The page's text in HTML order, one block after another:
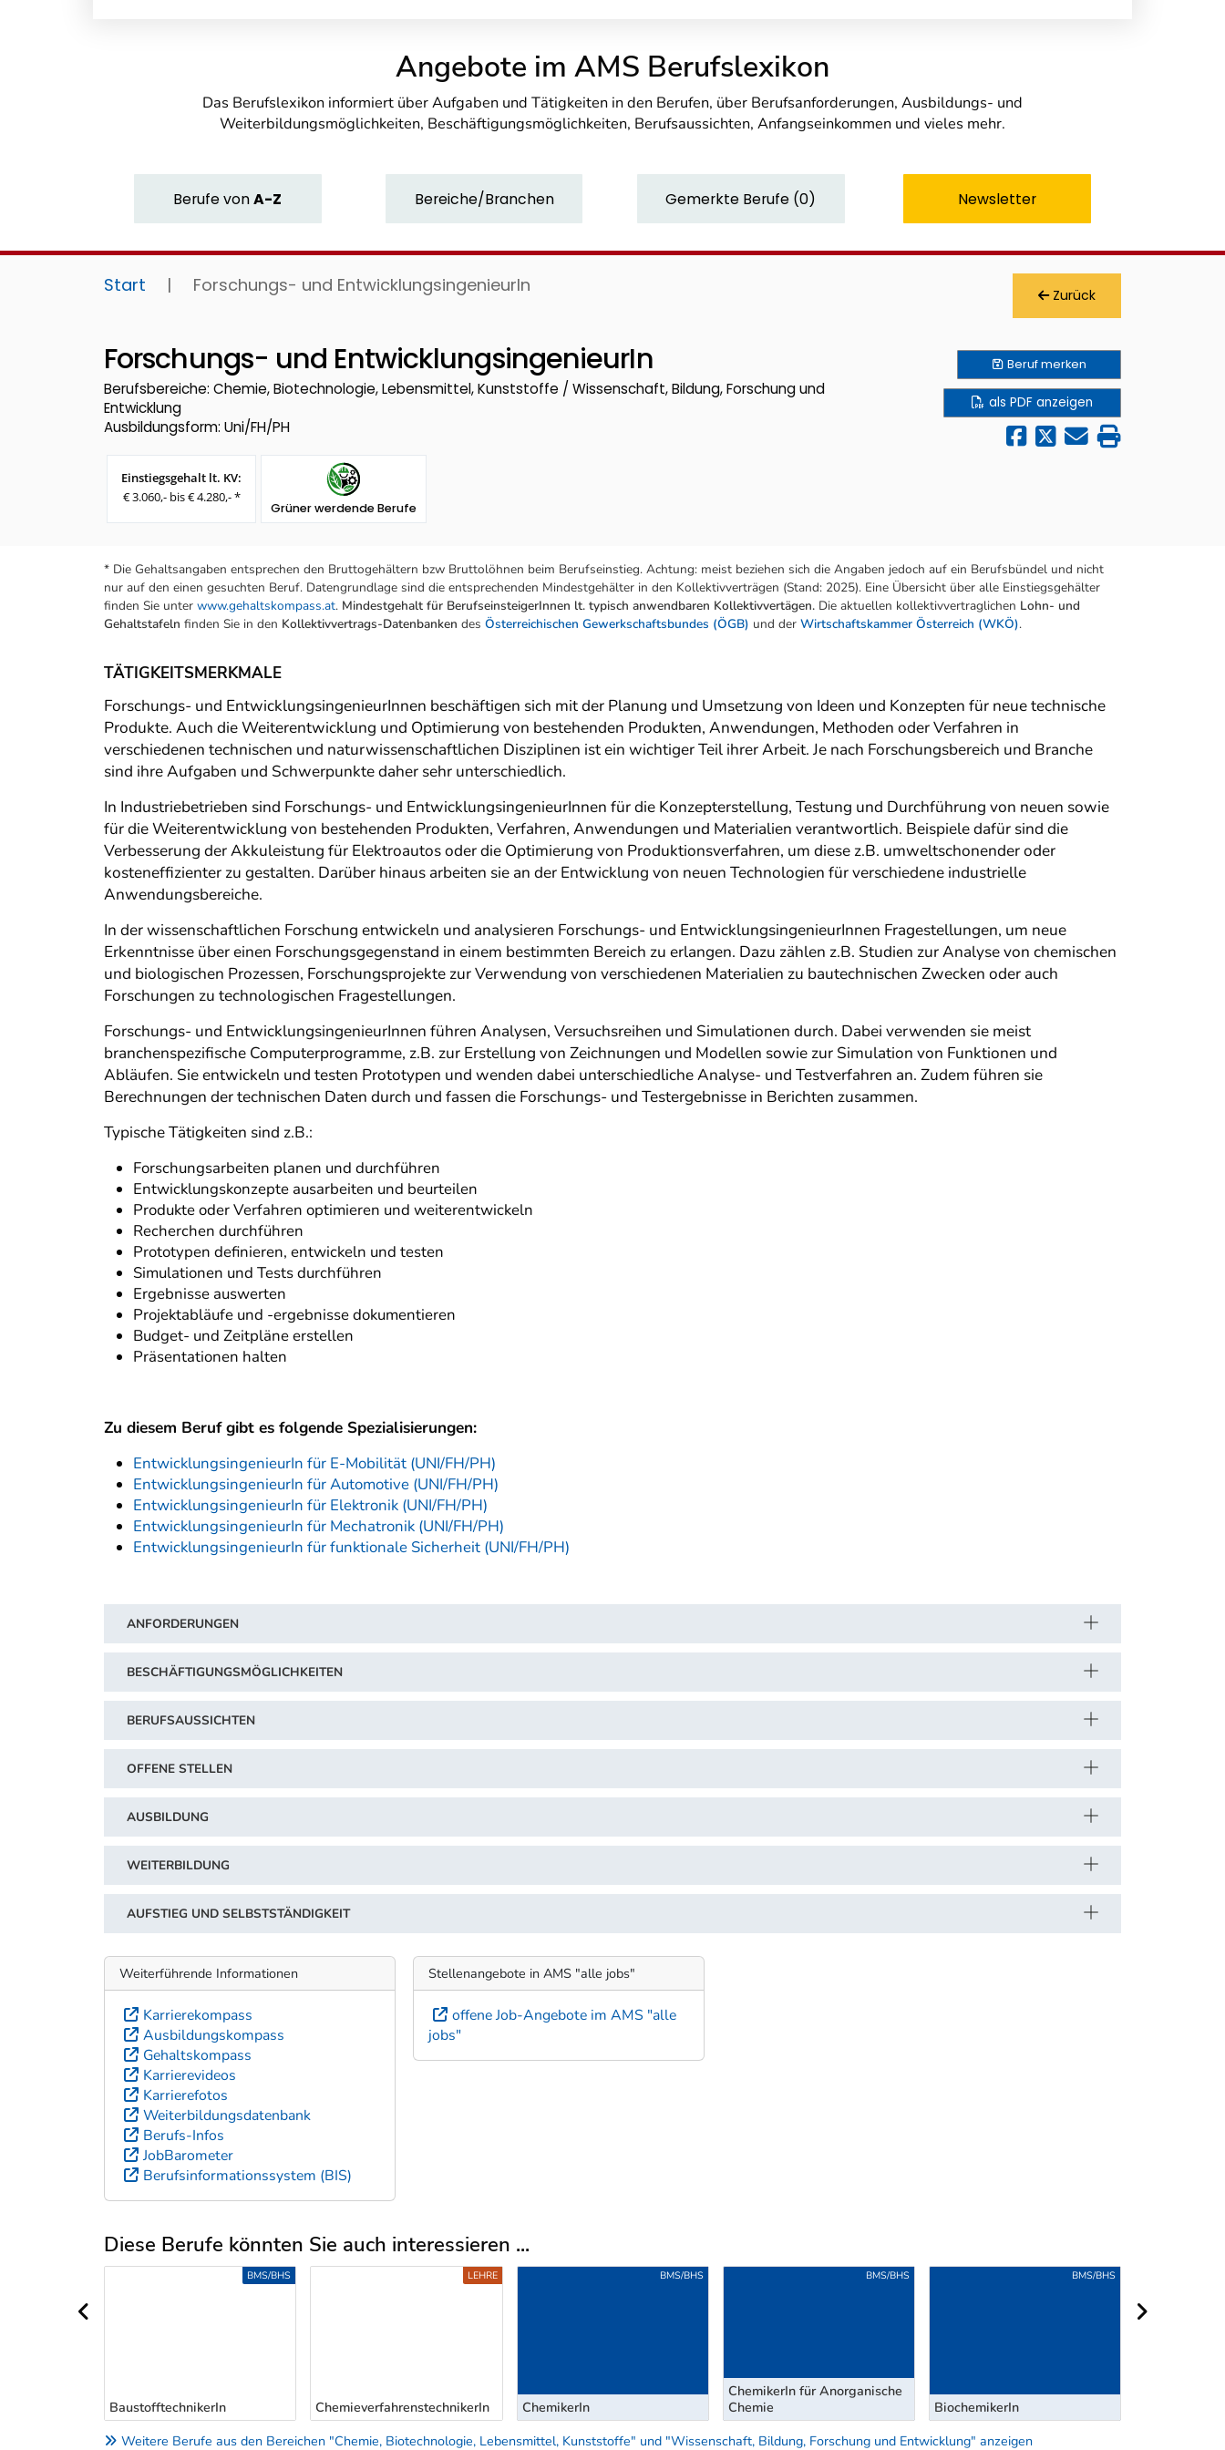
Angebote im AMS Berufslexikon
Das Berufslexikon informiert über Aufgaben und Tätigkeiten in den Berufen, über Berufsanforderungen, Ausbildungs- und
Weiterbildungsmöglichkeiten, Beschäftigungsmöglichkeiten, Berufsaussichten, Anfangseinkommen und vieles mehr.
BerufevonA-Z Bereiche/Branchen Gemerkte Berufe (0) Newsletter
Start | Forschungs- und EntwicklungsingenieurIn Zurück
Forschungs- und EntwicklungsingenieurIn
Berufsbereiche: Chemie, Biotechnologie, Lebensmittel, Kunststoffe / Wissenschaft, Bildung, Forschung und
Entwicklung
Ausbildungsform: Uni/FH/PH
Einstiegsgehalt lt. KV:
€ 3.060,- bis € 4.280,- *
Grüner werdende Berufe
Berufmerken
als PDF anzeigen
* Die Gehaltsangaben entsprechen den Bruttogehältern bzw Bruttolöhnen beim Berufseinstieg. Achtung: meist beziehen sich die Angaben jedoch auf ein Berufsbündel und nicht
nur auf den einen gesuchten Beruf. Datengrundlage sind die entsprechenden Mindestgehälter in den Kollektivverträgen (Stand: 2025). Eine Übersicht über alle Einstiegsgehälter
finden Sie unter www.gehaltskompass.at. Mindestgehalt für BerufseinsteigerInnen lt. typisch anwendbaren Kollektivvertägen. Die aktuellen kollektivvertraglichen Lohn- und
Gehaltstafeln finden Sie in den Kollektivvertrags-Datenbanken des Österreichischen Gewerkschaftsbundes (ÖGB) und der Wirtschaftskammer Österreich (WKÖ).
TÄTIGKEITSMERKMALE
Forschungs- und EntwicklungsingenieurInnen beschäftigen sich mit der Planung und Umsetzung von Ideen und Konzepten für neue technische
Produkte. Auch die Weiterentwicklung und Optimierung von bestehenden Produkten, Anwendungen, Methoden oder Verfahren in
verschiedenen technischen und naturwissenschaftlichen Disziplinen ist ein wichtiger Teil ihrer Arbeit. Je nach Forschungsbereich und Branche
sind ihre Aufgaben und Schwerpunkte daher sehr unterschiedlich.
In Industriebetrieben sind Forschungs- und EntwicklungsingenieurInnen für die Konzepterstellung, Testung und Durchführung von neuen sowie
für die Weiterentwicklung von bestehenden Produkten, Verfahren, Anwendungen und Materialien verantwortlich. Beispiele dafür sind die
Verbesserung der Akkuleistung für Elektroautos oder die Optimierung von Produktionsverfahren, um diese z.B. umweltschonender oder
kosteneffizienter zu gestalten. Darüber hinaus arbeiten sie an der Entwicklung von neuen Technologien für verschiedene industrielle
Anwendungsbereiche.
In der wissenschaftlichen Forschung entwickeln und analysieren Forschungs- und EntwicklungsingenieurInnen Fragestellungen, um neue
Erkenntnisse über einen Forschungsgegenstand in einem bestimmten Bereich zu erlangen. Dazu zählen z.B. Studien zur Analyse von chemischen
und biologischen Prozessen, Forschungsprojekte zur Verwendung von verschiedenen Materialien zu bautechnischen Zwecken oder auch
Forschungen zu technologischen Fragestellungen.
Forschungs- und EntwicklungsingenieurInnen führen Analysen, Versuchsreihen und Simulationen durch. Dabei verwenden sie meist
branchenspezifische Computerprogramme, z.B. zur Erstellung von Zeichnungen und Modellen sowie zur Simulation von Funktionen und
Abläufen. Sie entwickeln und testen Prototypen und wenden dabei unterschiedliche Analyse- und Testverfahren an. Zudem führen sie
Berechnungen der technischen Daten durch und fassen die Forschungs- und Testergebnisse in Berichten zusammen.
Typische Tätigkeiten sind z.B.:
Forschungsarbeiten planen und durchführen
Entwicklungskonzepte ausarbeiten und beurteilen
Produkte oder Verfahren optimieren und weiterentwickeln
Recherchen durchführen
Prototypen definieren, entwickeln und testen
Simulationen und Tests durchführen
Ergebnisse auswerten
Projektabläufe und -ergebnisse dokumentieren
Budget- und Zeitpläne erstellen
Präsentationen halten
Zu diesem Beruf gibt es folgende Spezialisierungen:
EntwicklungsingenieurIn für E-Mobilität (UNI/FH/PH)
EntwicklungsingenieurIn für Automotive (UNI/FH/PH)
EntwicklungsingenieurIn für Elektronik (UNI/FH/PH)
EntwicklungsingenieurIn für Mechatronik (UNI/FH/PH)
EntwicklungsingenieurIn für funktionale Sicherheit (UNI/FH/PH)
ANFORDERUNGEN
BESCHÄFTIGUNGSMÖGLICHKEITEN
BERUFSAUSSICHTEN
OFFENE STELLEN
AUSBILDUNG
WEITERBILDUNG
AUFSTIEG UND SELBSTSTÄNDIGKEIT
Weiterführende Informationen
Karrierekompass
Ausbildungskompass
Gehaltskompass
Karrierevideos
Karrierefotos
Weiterbildungsdatenbank
Berufs-Infos
JobBarometer
Berufsinformationssystem (BIS)
Stellenangebote in AMS "alle jobs"
offene Job-Angebote im AMS "alle
jobs"
Diese Berufe könnten Sie auch interessieren ...
Uber weitere Berufsvorschläge
BaustofftechnikerIn
BMS/BHS
ChemieverfahrenstechnikerIn
LEHRE
ChemikerIn
BMS/BHS
ChemikerIn für Anorganische
Chemie
BMS/BHS
BiochemikerIn
BMS/BHS
Weitere Berufe aus den Bereichen "Chemie, Biotechnologie, Lebensmittel, Kunststoffe" und "Wissenschaft, Bildung, Forschung und Entwicklung" anzeigen